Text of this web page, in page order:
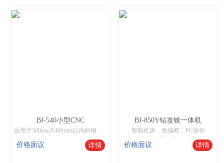
BJ-540小型CNC
适用于500mmX400mm以内的铜、铁、铝、不锈钢工件进行8工位加工，操作与市场通用加工中心兼容，支持钻孔、攻牙、铣削，雕刻等功能。
价格面议 详情
BJ-850Y钻攻铣一体机
智能机床，免编程，PC操作
数控机床网,机器人网,数控木工机床厂家
价格面议 详情